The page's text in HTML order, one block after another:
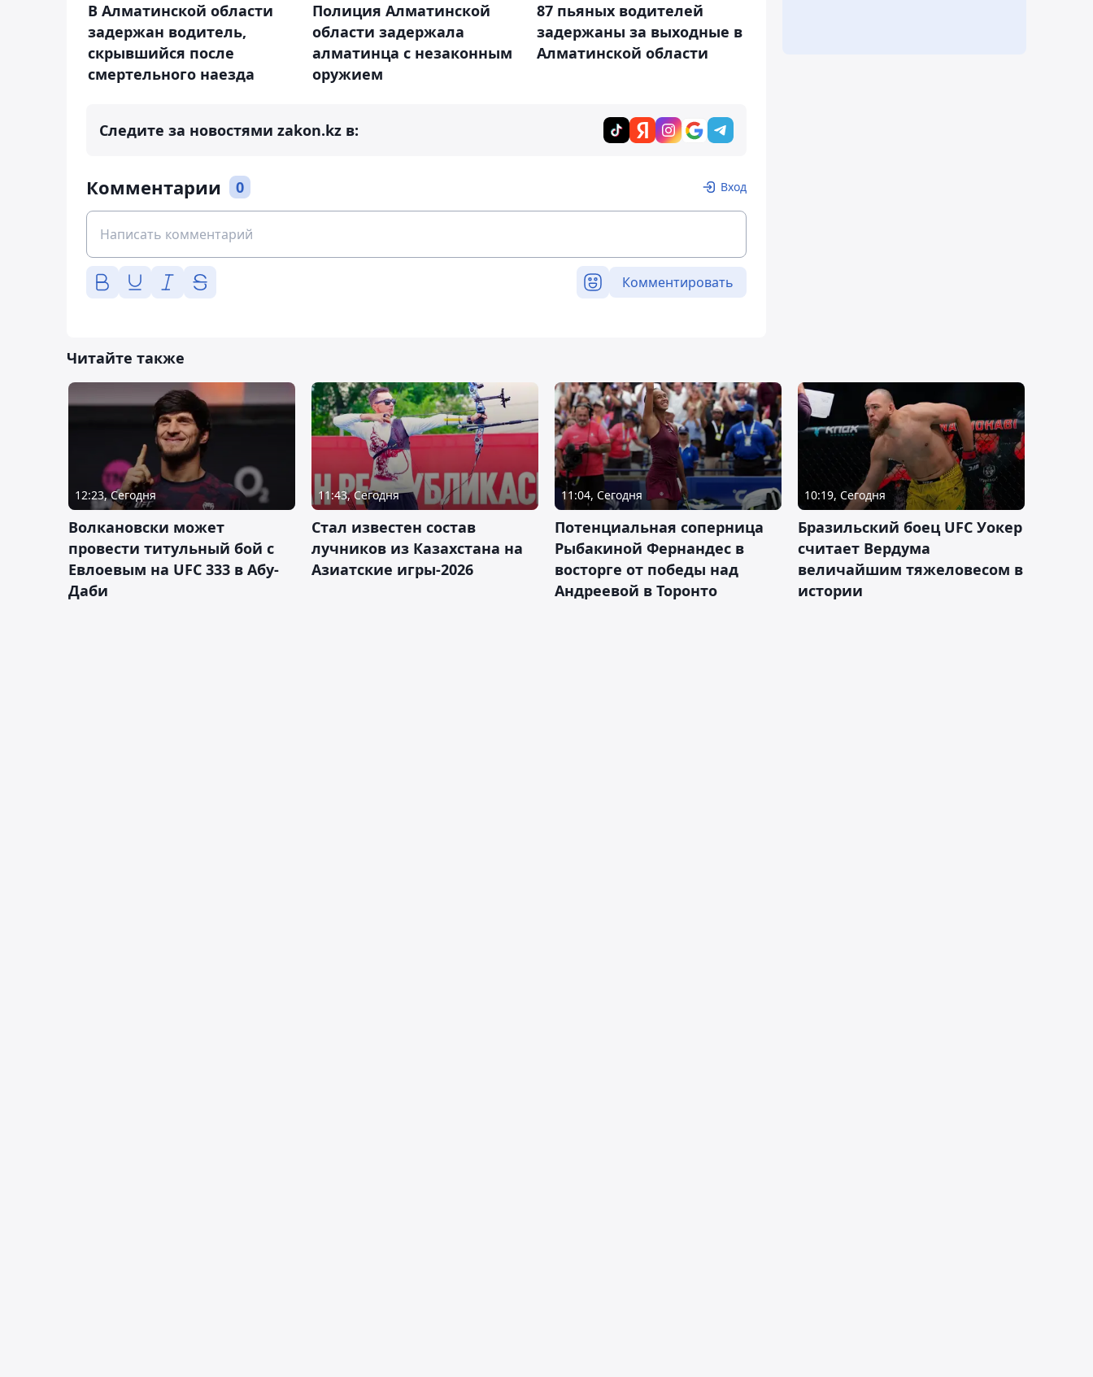
В Алматинской области
задержан водитель,
скрывшийся после
смертельного наезда
Полиция Алматинской
области задержала
алматинца с незаконным
оружием
87 пьяных водителей
задержаны за выходные в
Алматинской области
Следите за новостями zakon.kz в:
Комментарии 0 Вход
Комментировать
Читайте также
12:23, Сегодня
Волкановски может
провести титульный бой с
Евлоевым на UFC 333 в Абу-
Даби
11:43, Сегодня
Стал известен состав
лучников из Казахстана на
Азиатские игры-2026
11:04, Сегодня
Потенциальная соперница
Рыбакиной Фернандес в
восторге от победы над
Андреевой в Торонто
10:19, Сегодня
Бразильский боец UFC Уокер
считает Вердума
величайшим тяжеловесом в
истории